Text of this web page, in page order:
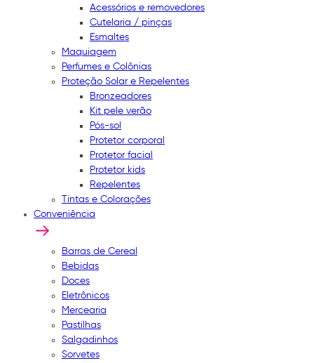
Acessórios e removedores
Cutelaria / pinças
Esmaltes
Maquiagem
Perfumes e Colônias
Proteção Solar e Repelentes
Bronzeadores
Kit pele verão
Pós-sol
Protetor corporal
Protetor facial
Protetor kids
Repelentes
Tintas e Colorações
Conveniência
Barras de Cereal
Bebidas
Doces
Eletrônicos
Mercearia
Pastilhas
Salgadinhos
Sorvetes